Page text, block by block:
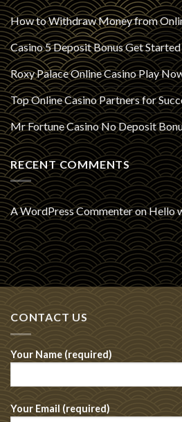
How to Withdraw Money from
Casino 5 Deposit Bonus Get
Roxy Palace Online Casino Play
Top Online Casino Partners for
Mr Fortune Casino No Deposit
RECENT COMMENTS
A WordPress CommenteronHello
CONTACT US
Your Name (required)
Your Email (required)